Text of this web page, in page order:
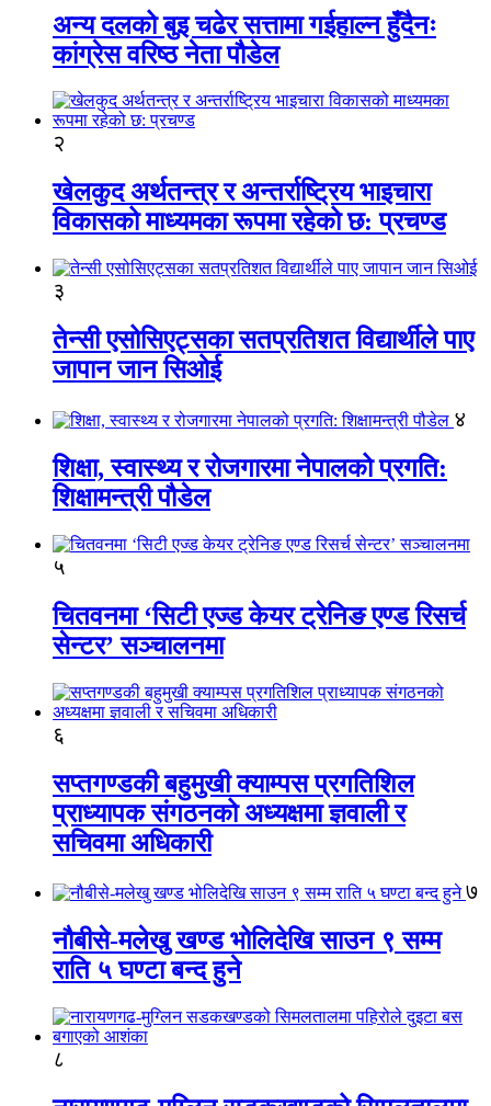
अन्य दलको बुइ चढेर सत्तामा गईहाल्न हुँदैनः
कांग्रेस वरिष्ठ नेता पौडेल
२
खेलकुद अर्थतन्त्र र अन्तर्राष्ट्रिय भाइचारा
विकासको माध्यमका रूपमा रहेको छ: प्रचण्ड
३
तेन्सी एसोसिएट्सका सतप्रतिशत विद्यार्थीले पाए
जापान जान सिओई
४
शिक्षा, स्वास्थ्य र रोजगारमा नेपालको प्रगति:
शिक्षामन्त्री पौडेल
५
चितवनमा ‘सिटी एज्ड केयर ट्रेनिङ एण्ड रिसर्च
सेन्टर’ सञ्चालनमा
६
सप्तगण्डकी बहुमुखी क्याम्पस प्रगतिशिल
प्राध्यापक संगठनको अध्यक्षमा ज्ञवाली र
सचिवमा अधिकारी
७
नौबीसे-मलेखु खण्ड भोलिदेखि साउन ९ सम्म
राति ५ घण्टा बन्द हुने
८